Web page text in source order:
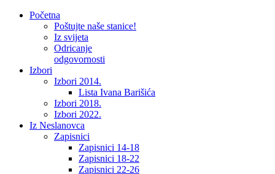
Početna
Poštujte naše stanice!
Iz svijeta
Odricanje
odgovornosti
Izbori
Izbori 2014.
Lista Ivana Barišića
Izbori 2018.
Izbori 2022.
Iz Neslanovca
Zapisnici
Zapisnici 14-18
Zapisnici 18-22
Zapisnici 22-26